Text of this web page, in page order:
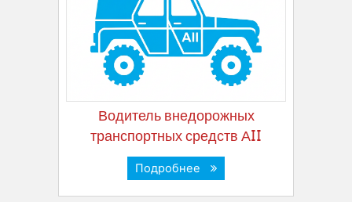
Водитель внедорожных
транспортных средств АII
Подробнее